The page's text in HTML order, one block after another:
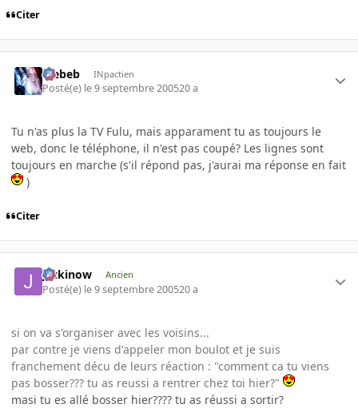
Citer
Trebeb INpactien
Posté(e) le 9 septembre 200520 a
Tu n'as plus la TV Fulu, mais apparament tu as toujours le
web, donc le téléphone, il n'est pas coupé? Les lignes sont
toujours en marche (s'il répond pas, j'aurai ma réponse en fait
)
Citer
jackinow Ancien
Posté(e) le 9 septembre 200520 a
si on va s'organiser avec les voisins...
par contre je viens d'appeler mon boulot et je suis
franchement décu de leurs réaction : "comment ca tu viens
pas bosser??? tu as reussi a rentrer chez toi hier?"
masi tu es allé bosser hier???? tu as réussi a sortir?